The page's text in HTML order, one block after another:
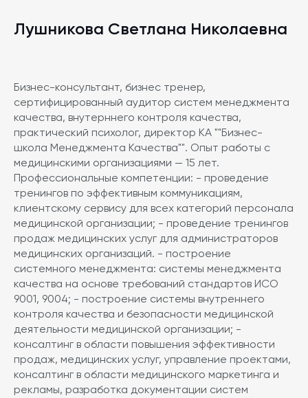
мероприятии медицинские работники смогут
выстроить пациентоориентированную модель
Документация по данному учебному мероприятию
представлена в Комиссию по оценке учебных
мероприятий и материалов для НМО.
Лушникова Светлана Николаевна
Бизнес-консультант, бизнес тренер,
сертифицированный аудитор систем менеджмента
качества, внутерннего контроля качества,
практический психолог, директор КА ""Бизнес-
школа Менеджмента Качества"". Опыт работы с
медицинскими организациями — 15 лет.
Профессиональные компетенции: - проведение
тренингов по эффективным коммуникациям,
клиентскому сервису для всех категорий персонала
медицинской организации; - проведение тренингов
продаж медицинских услуг для администраторов
медицинских организаций. - построение
системного менеджмента: системы менеджмента
качества на основе требований стандартов ИСО
9001, 9004; - построение системы внутреннего
контроля качества и безопасности медицинской
деятельности медицинской организации; -
консалтинг в области повышения эффективности
продаж, медицинских услуг, управление проектами,
консалтинг в области медицинского маркетинга и
рекламы, разработка документации систем